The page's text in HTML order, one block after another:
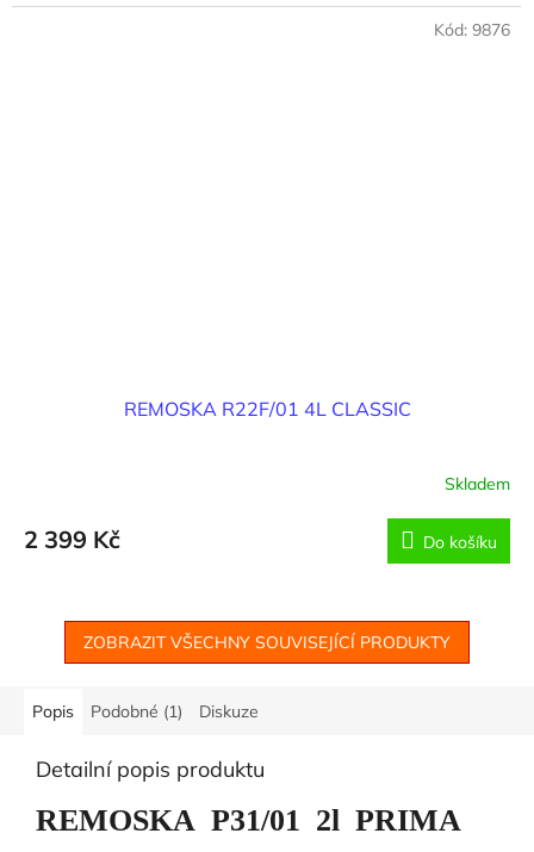
REMOSKA R22F/01 4L CLASSIC
Skladem
2 399 Kč Do košíku
Kód: 9876
ZOBRAZIT VŠECHNY SOUVISEJÍCÍ PRODUKTY
Popis Podobné (1) Diskuze
Detailní popis produktu
REMOSKA P31/01 2l PRIMA